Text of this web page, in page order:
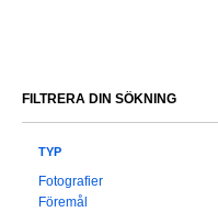
FILTRERA DIN SÖKNING
TYP
Fotografier
Föremål